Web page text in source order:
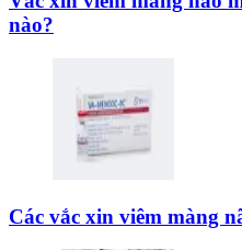
nào?
Các vắc xin viêm màng